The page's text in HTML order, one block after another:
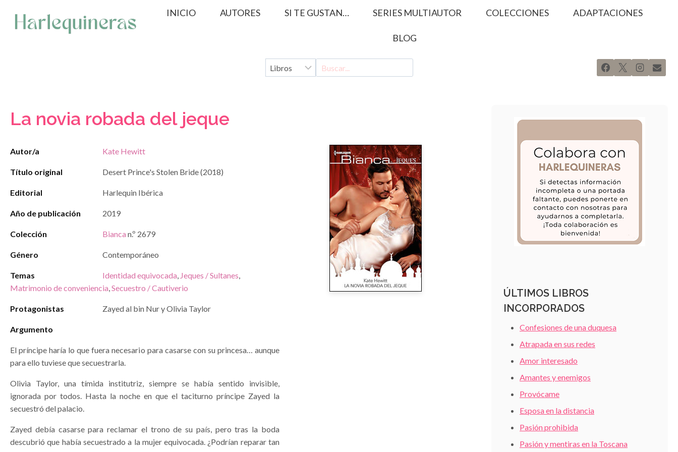
contenido
INICIO AUTORES SI TE GUSTAN… SERIES MULTIAUTOR COLECCIONES ADAPTACIONES
BLOG
La novia robada del jeque
Autor/a Kate Hewitt
Título original Desert Prince's Stolen Bride (2018)
Editorial Harlequin Ibérica
Año de publicación 2019
Colección Bianca n.º 2679
Género Contemporáneo
Temas Identidad equivocada, Jeques / Sultanes,
Matrimonio de conveniencia,Secuestro / Cautiverio
Protagonistas Zayed al bin Nur y Olivia Taylor
Argumento
El príncipe haría lo que fuera necesario para casarse con su princesa… aunque
para ello tuviese que secuestrarla.
Olivia Taylor, una tímida institutriz, siempre se había sentido invisible,
ignorada por todos. Hasta la noche en que el taciturno príncipe Zayed la
secuestró del palacio.
Zayed debía casarse para reclamar el trono de su país, pero tras la boda
descubrió que había secuestrado a la mujer equivocada. ¿Podrían reparar tan
ÚLTIMOS LIBROS
INCORPORADOS
Confesiones de una duquesa
Atrapada en sus redes
Amor interesado
Amantes y enemigos
Provócame
Esposa en la distancia
Pasión prohibida
Pasión y mentiras en la Toscana